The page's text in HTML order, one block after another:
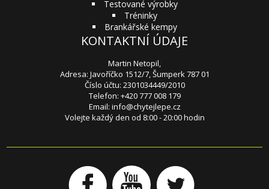
Testované výrobky
Tréninky
Brankářské kempy
KONTAKTNÍ ÚDAJE
Martin Netopil,
Adresa: Javoříčko 1512/7, Šumperk 787 01
Číslo účtu: 2301034449/2010
Telefon: +420 777 008 179
Email: info@chytejlepe.cz
Volejte každý den od 8:00 - 20:00 hodin